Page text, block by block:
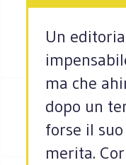
Un
ma che
dopo un
forse il
merita.